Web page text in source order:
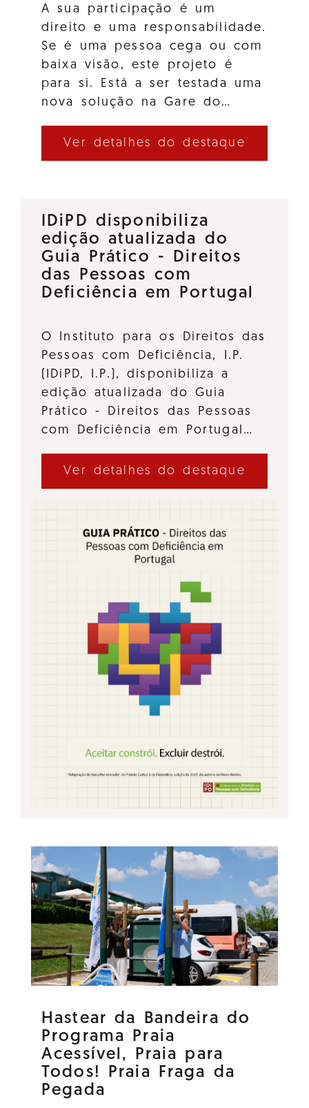
A sua participação é um
direito e uma responsabilidade.
Se é uma pessoa cega ou com
baixa visão, este projeto é
para si. Está a ser testada uma
nova solução na Gare do…
Ver detalhes do destaque
IDiPD disponibiliza
edição atualizada do
Guia Prático - Direitos
das Pessoas com
Deficiência em Portugal
O Instituto para os Direitos das
Pessoas com Deficiência, I.P.
(IDiPD, I.P.), disponibiliza a
edição atualizada do Guia
Prático - Direitos das Pessoas
com Deficiência em Portugal…
Ver detalhes do destaque
Hastear da Bandeira do
Programa Praia
Acessível, Praia para
Todos! Praia Fraga da
Pegada